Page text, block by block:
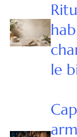
le